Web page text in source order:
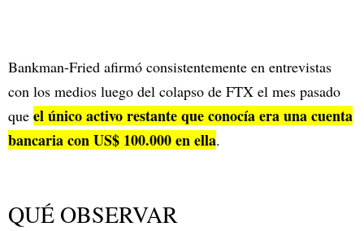
Bankman-Fried afirmó consistentemente en entrevistas
con los medios luego del colapso de FTX el mes pasado
que el único activo restante que conocía era una cuenta
bancaria con US$ 100.000 en ella.
QUÉ OBSERVAR